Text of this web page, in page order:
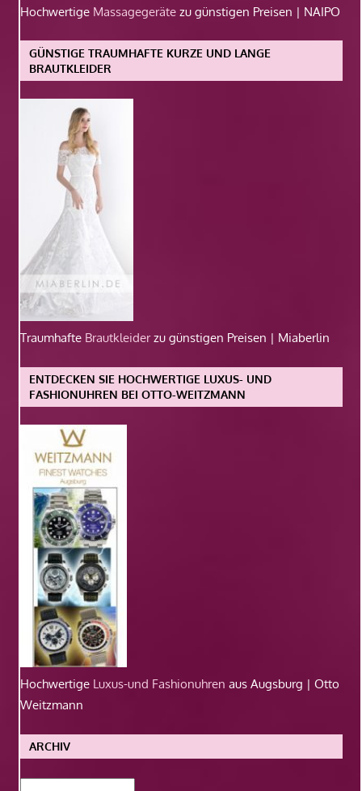
Hochwertige Massagegeräte zu günstigen Preisen | NAIPO
GÜNSTIGE TRAUMHAFTE KURZE UND LANGE
BRAUTKLEIDER
Traumhafte Brautkleiderzu günstigen Preisen | Miaberlin
ENTDECKEN SIE HOCHWERTIGE LUXUS- UND
FASHIONUHREN BEI OTTO-WEITZMANN
Hochwertige Luxus-und Fashionuhren aus Augsburg | Otto
Weitzmann
ARCHIV